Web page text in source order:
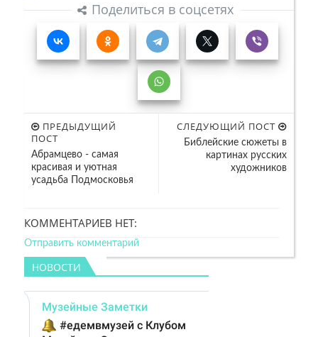
Поделиться в соцсетях
СЛЕДУЮЩИЙ ПОСТ
Библейские сюжеты в
картинах русских
художников
ПРЕДЫДУЩИЙ
ПОСТ
Абрамцево - самая
красивая и уютная
усадьба Подмосковья
КОММЕНТАРИЕВ НЕТ:
Отправить комментарий
НОВОСТИ